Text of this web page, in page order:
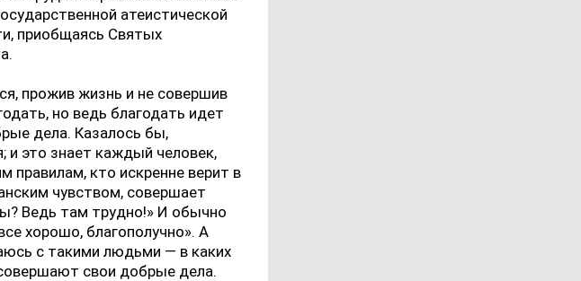
атеистической
приобщаясь Святых
прожив жизнь и не совершив
но ведь благодать идет
дела. Казалось бы,
и это знает каждый человек,
правилам, кто искренне верит в
чувством, совершает
Ведь там трудно!» И обычно
хорошо, благополучно». А
с такими людьми — в каких
свои добрые дела.